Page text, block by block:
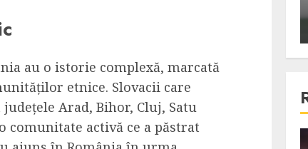
au o istorie complexă, marcată
etnice. Slovacii care
Arad, Bihor, Cluj, Satu
comunitate activă ce a păstrat
4 min read